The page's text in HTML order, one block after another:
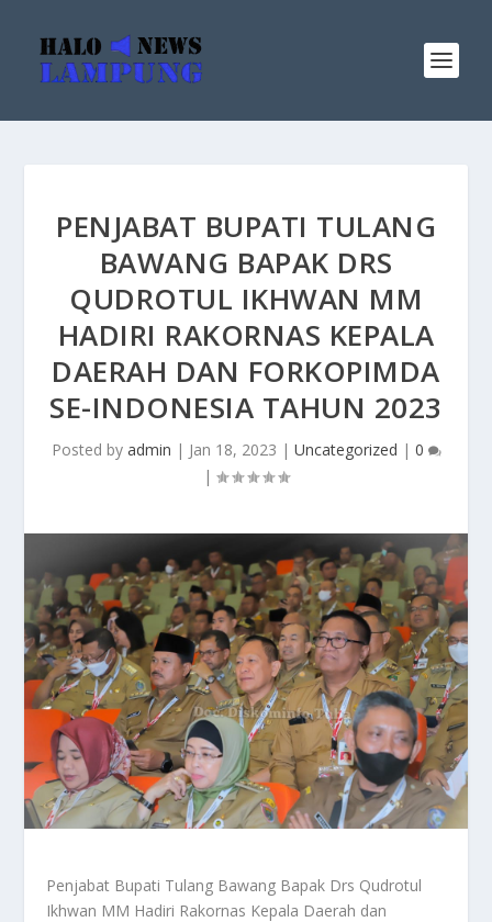
PENJABAT BUPATI TULANG
BAWANG BAPAK DRS
QUDROTUL IKHWAN MM
HADIRI RAKORNAS KEPALA
DAERAH DAN FORKOPIMDA
SE-INDONESIA TAHUN 2023
Posted by admin | Jan 18, 2023 | Uncategorized | 0
|
Penjabat Bupati Tulang Bawang Bapak Drs Qudrotul
Ikhwan MM Hadiri Rakornas Kepala Daerah dan